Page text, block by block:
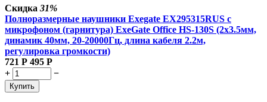
Скидка 31%
Полноразмерные наушники Exegate EX295315RUS с
микрофоном (гарнитура) ExeGate Office HS-130S (2x3.5мм,
динамик 40мм, 20-20000Гц, длина кабеля 2.2м,
регулировка громкости)
721 Р 495 Р
+
−
Купить